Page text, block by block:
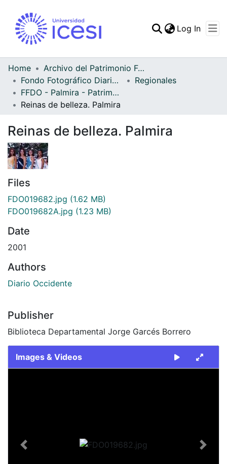
Statistics
Log In
Home
Archivo del Patrimonio Fotográfico y Fílmico del Valle del Cauca
Fondo Fotográfico Diario Occidente
Regionales
FFDO - Palmira - Patrimonial
Reinas de belleza. Palmira
Reinas de belleza. Palmira
Files
FDO019682.jpg (1.62 MB)
FDO019682A.jpg (1.23 MB)
Date
2001
Authors
Diario Occidente
Publisher
Biblioteca Departamental Jorge Garcés Borrero
Images & Videos
Previous Next